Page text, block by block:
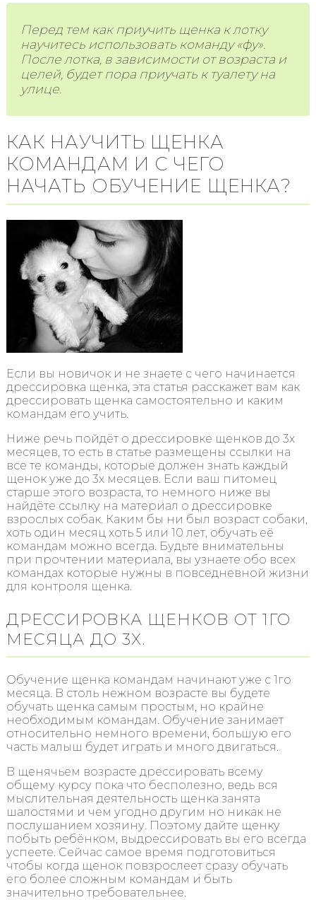
Перед тем как приучить щенка к лотку
научитесь использовать команду «фу».
После лотка, в зависимости от возраста и
целей, будет пора приучать к туалету на
улице.
КАК НАУЧИТЬ ЩЕНКА
КОМАНДАМ И С ЧЕГО
НАЧАТЬ ОБУЧЕНИЕ ЩЕНКА?
Если вы новичок и не знаете с чего начинается
дрессировка щенка, эта статья расскажет вам как
дрессировать щенка самостоятельно и каким
командам его учить.
Ниже речь пойдёт о дрессировке щенков до 3х
месяцев, то есть в статье размещены ссылки на
все те команды, которые должен знать каждый
щенок уже до 3х месяцев. Если ваш питомец
старше этого возраста, то немного ниже вы
найдёте ссылку на материал о дрессировке
взрослых собак. Каким бы ни был возраст собаки,
хоть один месяц хоть 5 или 10 лет, обучать её
командам можно всегда. Будьте внимательны
при прочтении материала, вы узнаете обо всех
командах которые нужны в повседневной жизни
для контроля щенка.
ДРЕССИРОВКА ЩЕНКОВ ОТ 1ГО
МЕСЯЦА ДО 3Х.
Обучение щенка командам начинают уже с 1го
месяца. В столь нежном возрасте вы будете
обучать щенка самым простым, но крайне
необходимым командам. Обучение занимает
относительно немного времени, большую его
часть малыш будет играть и много двигаться.
В щенячьем возрасте дрессировать всему
общему курсу пока что бесполезно, ведь вся
мыслительная деятельность щенка занята
шалостями и чем угодно другим но никак не
послушанием хозяину. Поэтому дайте щенку
побыть ребёнком, выдрессировать вы его всегда
успеете. Сейчас самое время подготовиться
чтобы когда щенок повзрослеет сразу обучать
его более сложным командам и быть
значительно требовательнее.